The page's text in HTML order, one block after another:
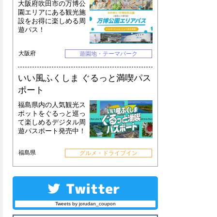
大阪府吹田市の万博公
園エリアにある観光施
設をお得に楽しめる周
遊パス！
大阪府 遊園地・テーマパーク
いい風ふくしま ぐるっと満喫パス
ポート
福島県内の人気観光ス
ポットをぐるっと巡っ
て楽しめるデジタル周
遊パスポート発売中！
福島県 グルメ・ドライブイン
Tweets by jorudan_coupon